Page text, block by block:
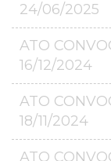
24/06/2025
ATO
16/12/2024
ATO
18/11/2024
ATO